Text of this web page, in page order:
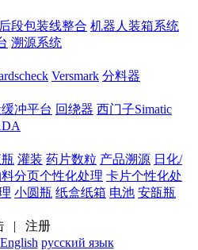
后段包装线整合 机器人装箱系统
溯源系统
Versmark 分料器
冲平台 回绕器 西门子Simatic
灌装 药片数粒 产品溯源 日化/
分页个性化处理 卡片个性化处
小圆瓶 纸盒纸箱 电池 安瓿瓶
| 注册
English русский язык